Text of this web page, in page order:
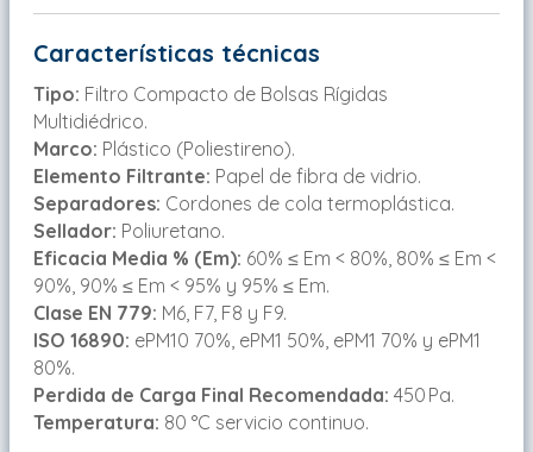
Características técnicas
Tipo: Filtro Compacto de Bolsas Rígidas
Multidiédrico.
Marco: Plástico (Poliestireno).
Elemento Filtrante: Papel de fibra de vidrio.
Separadores: Cordones de cola termoplástica.
Sellador: Poliuretano.
Eficacia Media % (Em): 60% ≤ Em < 80%, 80% ≤ Em <
90%, 90% ≤ Em < 95% y 95% ≤ Em.
Clase EN 779: M6, F7, F8 y F9.
ISO 16890: ePM10 70%, ePM1 50%, ePM1 70% y ePM1
80%.
Perdida de Carga Final Recomendada: 450 Pa.
Temperatura: 80 °C servicio continuo.